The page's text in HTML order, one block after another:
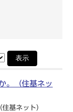
表示
。（住基ネッ
基ネット）